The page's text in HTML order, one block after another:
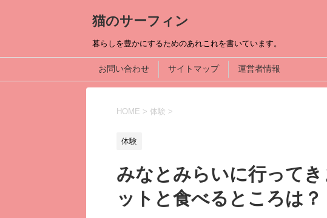
猫のサーフィン
暮らしを豊かにするためのあれこれを書いています。
お問い合わせ サイトマップ 運営者情報
HOME > 体験 >
体験
みなとみらいに行って
ットと食べるところは？